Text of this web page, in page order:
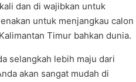
dan di wajibkan untuk
untuk menjangkau calon
Timur bahkan dunia.
selangkah lebih maju dari
akan sangat mudah di